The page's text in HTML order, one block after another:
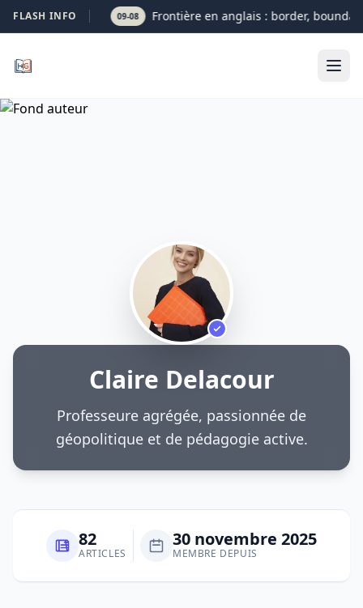
FLASH INFO 09-08 Frontière en anglais : border,
Claire Delacour
Professeure agrégée, passionnée de
géopolitique et de pédagogie active.
82
ARTICLES
30 novembre 2025
MEMBRE DEPUIS